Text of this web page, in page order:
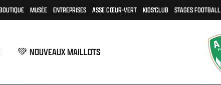
MUSÉE ENTREPRISES ASSE CŒUR-VERT KIDS'CLUB STAGES FOOTBALL
💚 NOUVEAUX MAILLOTS